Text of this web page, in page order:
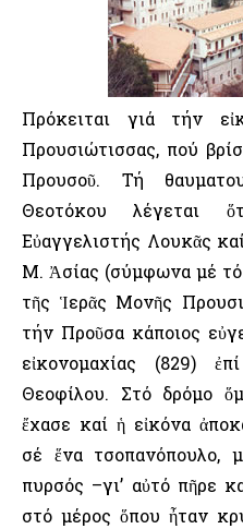
Πρόκειται γιά τήν
Προυσιώτισσας, πού
Προυσοῦ. Τή
Θεοτόκου λέγεται
Εὐαγγελιστής Λουκᾶς
Μ. Ἀσίας (σύμφωνα μέ
τῆς Ἱερᾶς Μονῆς
τήν Προῦσα κάποιος
εἰκονομαχίας (829)
Θεοφίλου. Στό δρόμο
ἔχασε καί ἡ εἰκόνα
σέ ἕνα τσοπανόπουλο,
πυρσός –γι’ αὐτό πῆρε
στό μέρος ὅπου ἦταν